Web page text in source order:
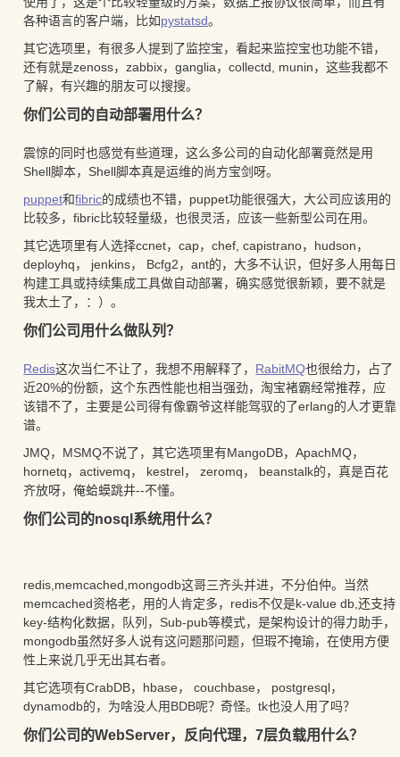
各种语言的客户端，比如pystatsd。
其它选项里，有很多人提到了监控宝，看起来监控宝也功能不错，
还有就是zenoss，zabbix，ganglia，collectd, munin，这些我都不
了解，有兴趣的朋友可以搜搜。
你们公司的自动部署用什么？
震惊的同时也感觉有些道理，这么多公司的自动化部署竟然是用
Shell脚本，Shell脚本真是运维的尚方宝剑呀。
puppet和fibric的成绩也不错，puppet功能很强大，大公司应该用的
比较多，fibric比较轻量级，也很灵活，应该一些新型公司在用。
其它选项里有人选择ccnet，cap，chef, capistrano，hudson，
deployhq， jenkins， Bcfg2，ant的，大多不认识，但好多人用每日
构建工具或持续集成工具做自动部署，确实感觉很新颖，要不就是
我太土了，：）。
你们公司用什么做队列？
Redis这次当仁不让了，我想不用解释了， RabitMQ也很给力，占了
近20%的份额，这个东西性能也相当强劲，淘宝褚霸经常推荐，应
该错不了，主要是公司得有像霸爷这样能驾驭的了erlang的人才更靠
谱。
JMQ，MSMQ不说了，其它选项里有MangoDB，ApachMQ，
hornetq，activemq， kestrel， zeromq， beanstalk的，真是百花
齐放呀，俺蛤蟆跳井--不懂。
你们公司的nosql系统用什么？
redis,memcached,mongodb这哥三齐头并进，不分伯仲。当然
memcached资格老，用的人肯定多，redis不仅是k-value db,还支持
key-结构化数据，队列，Sub-pub等模式，是架构设计的得力助手，
mongodb虽然好多人说有这问题那问题，但瑕不掩瑜，在使用方便
性上来说几乎无出其右者。
其它选项有CrabDB，hbase， couchbase， postgresql，
dynamodb的，为啥没人用BDB呢？奇怪。tk也没人用了吗？
你们公司的WebServer，反向代理，7层负载用什么？